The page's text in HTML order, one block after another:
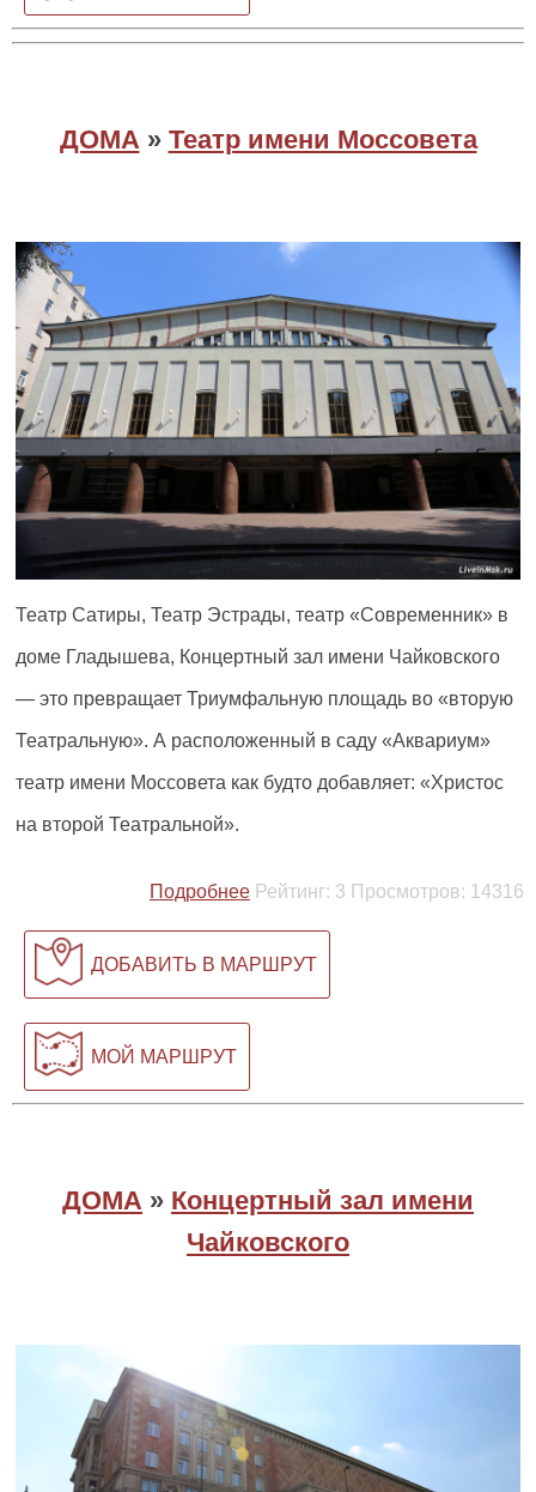
ДОМА » Театр имени Моссовета
Театр Сатиры, Театр Эстрады, театр «Современник» в
доме Гладышева, Концертный зал имени Чайковского
— это превращает Триумфальную площадь во «вторую
Театральную». А расположенный в саду «Аквариум»
театр имени Моссовета как будто добавляет: «Христос
на второй Театральной».
Подробнее Рейтинг: 3 Просмотров: 14316
ДОБАВИТЬ В МАРШРУТ
МОЙ МАРШРУТ
ДОМА » Концертный зал имени
Чайковского